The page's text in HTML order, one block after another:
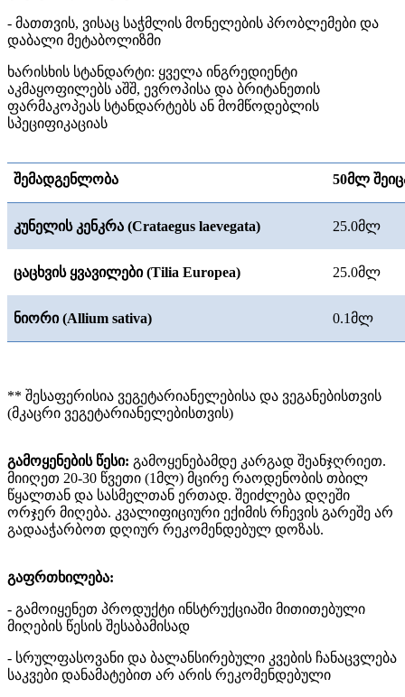
- მათთვის, ვისაც საჭმლის მონელების პრობლემები და
დაბალი მეტაბოლიზმი
ხარისხის სტანდარტი: ყველა ინგრედიენტი
აკმაყოფილებს აშშ, ევროპისა და ბრიტანეთის
ფარმაკოპეას სტანდარტებს ან მომწოდებლის
სპეციფიკაციას
შემადგენლობა 50მლ
კუნელის კენკრა (Crataegus laevegata) 25.0მლ
ცაცხვის ყვავილები(Tilia Europea) 25.0მლ
ნიორი(Allium sativa) 0.1მლ
** შესაფერისია ვეგეტარიანელებისა და ვეგანებისთვის
(მკაცრი ვეგეტარიანელებისთვის)
გამოყენების წესი: გამოყენებამდე კარგად შეანჯღრიეთ.
მიიღეთ 20-30 წვეთი (1მლ) მცირე რაოდენობის თბილ
წყალთან და სასმელთან ერთად. შეიძლება დღეში
ორჯერ მიღება. კვალიფიციური ექიმის რჩევის გარეშე არ
გადააჭარბოთ დღიურ რეკომენდებულ დოზას.
გაფრთხილება:
- გამოიყენეთ პროდუქტი ინსტრუქციაში მითითებული
მიღების წესის შესაბამისად
- სრულფასოვანი და ბალანსირებული კვების ჩანაცვლება
საკვები დანამატებით არ არის რეკომენდებული